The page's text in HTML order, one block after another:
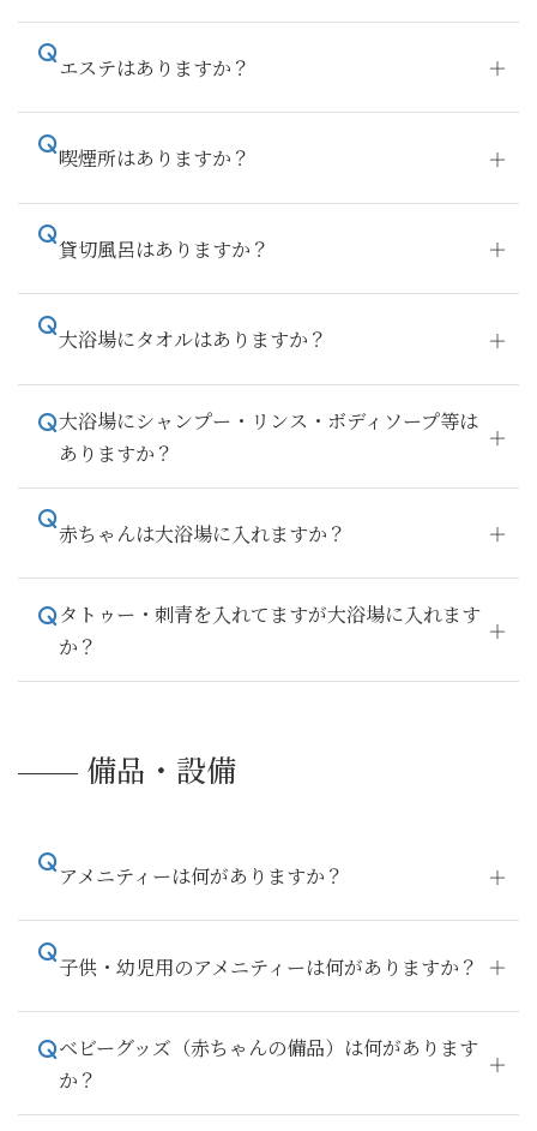
エステはありますか？
喫煙所はありますか？
貸切風呂はありますか？
大浴場にタオルはありますか？
大浴場にシャンプー・リンス・ボディソープ等は
ありますか？
赤ちゃんは大浴場に入れますか？
タトゥー・刺青を入れてますが大浴場に入れます
か？
備品・設備
アメニティーは何がありますか？
子供・幼児用のアメニティーは何がありますか？
ベビーグッズ（赤ちゃんの備品）は何があります
か？